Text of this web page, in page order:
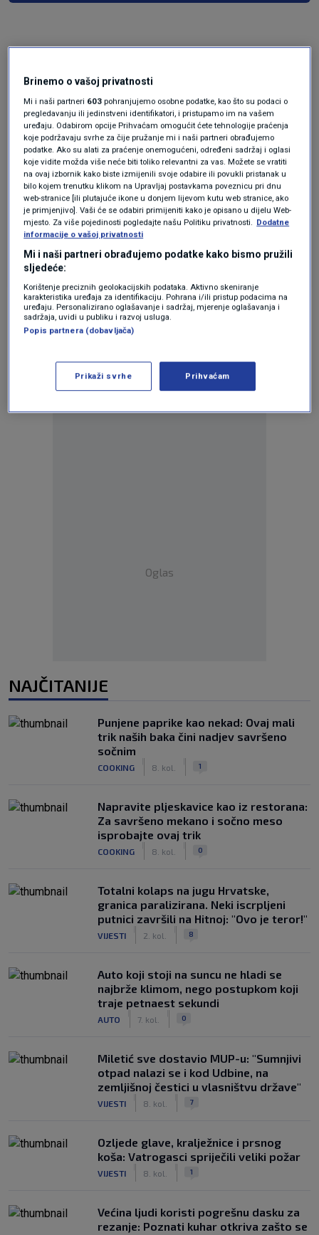
zorica jerković
Talenti u pravosuđu neznaju ni ZAsTARU
IZRAČUNAT. Mada građani znaju da toliko
matematički nisu bedasti, već ZAsTARU koriste
kao alibi kad ne žele donijeti pravednu i logičnu
presudu, posebice u sporovima s lokalnim
šerifima, pa nakon što se sutkinje izredaju (cijeli
niz njih kad je gusto prekida i ide na porodiljski, u
trajanju desetljeća )DONOsE PREsUDU -Zastara.
Odgovor
Oglas
Oglas
NAJČITANIJE
Punjene paprike kao nekad: Ovaj mali
trik naših baka čini nadjev savršeno
sočnim
COOKING 8. kol. 1
Napravite pljeskavice kao iz restorana:
Za savršeno mekano i sočno meso
isprobajte ovaj trik
COOKING 8. kol. 0
Totalni kolaps na jugu Hrvatske,
granica paralizirana. Neki iscrpljeni
putnici završili na Hitnoj: "Ovo je teror!"
VIJESTI 2. kol. 8
Auto koji stoji na suncu ne hladi se
najbrže klimom, nego postupkom koji
traje petnaest sekundi
AUTO 7. kol. 0
Miletić sve dostavio MUP-u: "Sumnjivi
otpad nalazi se i kod Udbine, na
zemljišnoj čestici u vlasništvu države"
VIJESTI 8. kol. 7
Ozljede glave, kralježnice i prsnog
koša: Vatrogasci spriječili veliki požar
VIJESTI 8. kol. 1
Većina ljudi koristi pogrešnu dasku za
rezanje: Poznati kuhar otkriva zašto se
Brinemo o vašoj privatnosti
Mi i naši partneri 603 pohranjujemo osobne podatke, kao što su podaci o
pregledavanju ili jedinstveni identifikatori, i pristupamo im na vašem
uređaju. Odabirom opcije Prihvaćam omogućit ćete tehnologije praćenja
koje podržavaju svrhe za čije pružanje mi i naši partneri obrađujemo
podatke. Ako su alati za praćenje onemogućeni, određeni sadržaj i oglasi
koje vidite možda više neće biti toliko relevantni za vas. Možete se vratiti
na ovaj izbornik kako biste izmijenili svoje odabire ili povukli pristanak u
bilo kojem trenutku klikom na Upravljaj postavkama poveznicu pri dnu
web-stranice [ili plutajuće ikone u donjem lijevom kutu web stranice, ako
je primjenjivo]. Vaši će se odabiri primijeniti kako je opisano u dijelu Web-
mjesto. Za više pojedinosti pogledajte našu Politiku privatnosti. Dodatne
informacije o vašoj privatnosti
Mi i naši partneri obrađujemo podatke kako bismo pružili
sljedeće:
Korištenje preciznih geolokacijskih podataka. Aktivno skeniranje
karakteristika uređaja za identifikaciju. Pohrana i/ili pristup podacima na
uređaju. Personalizirano oglašavanje i sadržaj, mjerenje oglašavanja i
sadržaja, uvidi u publiku i razvoj usluga.
Popis partnera (dobavljača)
Prikaži svrhe Prihvaćam